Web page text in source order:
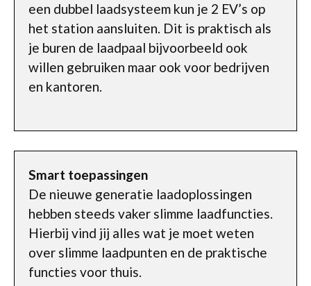
een dubbel laadsysteem kun je 2 EV’s op
het station aansluiten. Dit is praktisch als
je buren de laadpaal bijvoorbeeld ook
willen gebruiken maar ook voor bedrijven
en kantoren.
Smart toepassingen
De nieuwe generatie laadoplossingen
hebben steeds vaker slimme laadfuncties.
Hierbij vind jij alles wat je moet weten
over slimme laadpunten en de praktische
functies voor thuis.